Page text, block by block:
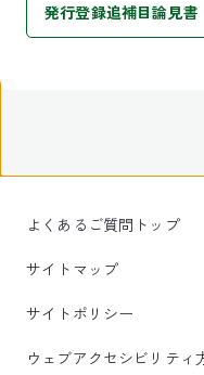
発行登録追補目論見書
よくあるご質問トップ
サイトマップ
サイトポリシー
ウェブアクセシビリティ